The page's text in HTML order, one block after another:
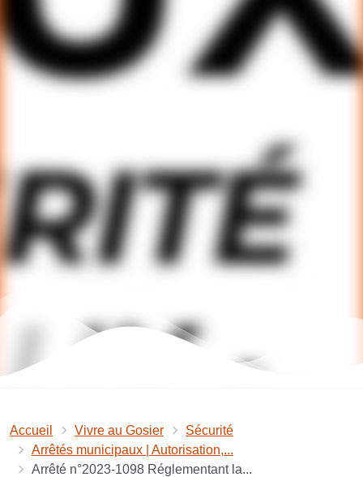
Accueil Vivre au Gosier
Sécurité
Arrêtés municipaux | Autorisation,...
Arrêté n°2023-1098 Réglementant la...